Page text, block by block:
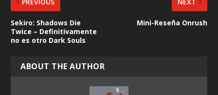
Sekiro: Shadows Die
Twice – Definitivamente
no es otro Dark Souls
Mini-Reseña Onrush
ABOUT THE AUTHOR